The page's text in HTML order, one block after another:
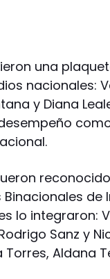
una
nacionales:
y Diana
Binacionales de
lo integraron:
Sanz y
Torres, Aldana